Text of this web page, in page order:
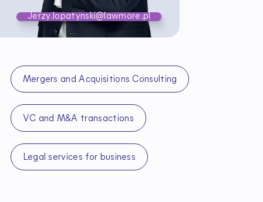
Jerzy.lopatynski@lawmore.pl
Mergers and Acquisitions Consulting
VC and M&A transactions
Legal services for business